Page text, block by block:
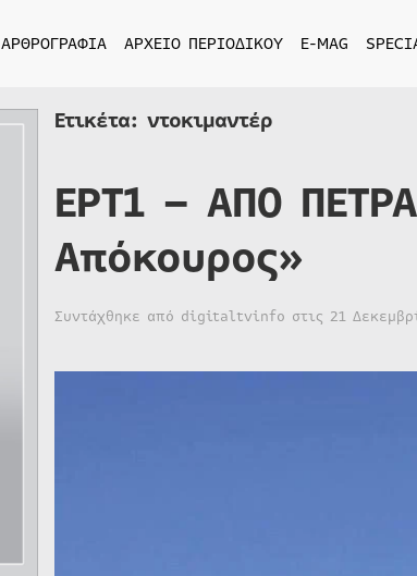
ΑΡΘΡΟΓΡΑΦΙΑ ΑΡΧΕΙΟ ΠΕΡΙΟΔΙΚΟΥ E-MAG
Ετικέτα: ντοκιμαντέρ
ΕΡΤ1 – ΑΠΟ
Απόκουρος»
Συντάχθηκε από digitaltvinfo στις 21